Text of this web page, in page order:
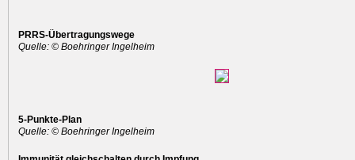
PRRS-Übertragungswege
Quelle: © Boehringer Ingelheim
5-Punkte-Plan
Quelle: © Boehringer Ingelheim